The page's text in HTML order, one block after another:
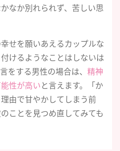
なか別れられず、苦しい思
せを願いあえるカップルな
けるようなことはしないは
をする男性の場合は、 精神
性が高いと言えます。「か
由で甘やかしてしまう前
ことを見つめ直してみても